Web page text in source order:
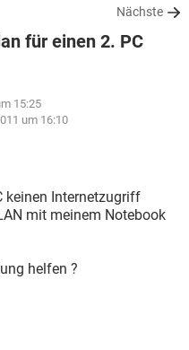
TIKTOK
HARDWARE
STREAMING
INSTAGRAM
IOS
HARDWARE
INSTAGRAM
Nächste
für einen 2. PC
15:25
um 16:10
keinen Internetzugriff
mit meinem Notebook
helfen ?